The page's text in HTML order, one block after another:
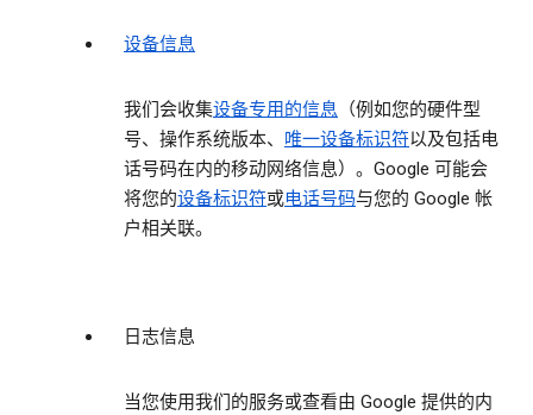
设备信息
我们会收集设备专用的信息 （例如您的硬件型
号、操作系统版本、 唯一设备标识符以及包括电
话号码在内的移动网络信息）。Google 可能会
将您的设备标识符或电话号码与您的 Google 帐
户相关联。
日志信息
当您使用我们的服务或查看由 Google 提供的内